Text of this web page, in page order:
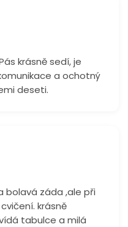
krásně sedí, je
a ochotný
deseti.
bolavá záda ,ale při
krásně
tabulce a milá